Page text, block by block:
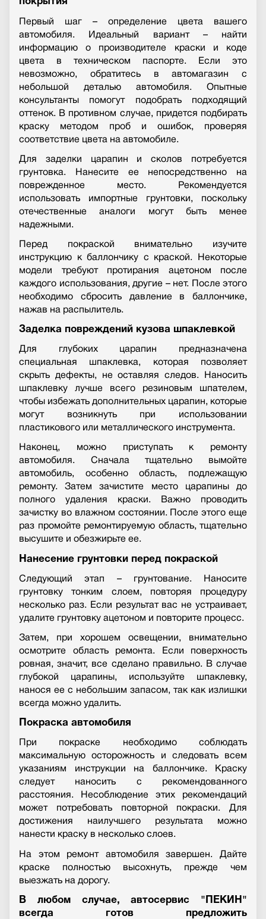
Первый шаг – определение цвета вашего
автомобиля. Идеальный вариант – найти
информацию о производителе краски и коде
цвета в техническом паспорте. Если это
невозможно, обратитесь в автомагазин с
небольшой деталью автомобиля. Опытные
консультанты помогут подобрать подходящий
оттенок. В противном случае, придется подбирать
краску методом проб и ошибок, проверяя
соответствие цвета на автомобиле.
Для заделки царапин и сколов потребуется
грунтовка. Нанесите ее непосредственно на
поврежденное место. Рекомендуется
использовать импортные грунтовки, поскольку
отечественные аналоги могут быть менее
надежными.
Перед покраской внимательно изучите
инструкцию к баллончику с краской. Некоторые
модели требуют протирания ацетоном после
каждого использования, другие – нет. После этого
необходимо сбросить давление в баллончике,
нажав на распылитель.
Заделка повреждений кузова шпаклевкой
Для глубоких царапин предназначена
специальная шпаклевка, которая позволяет
скрыть дефекты, не оставляя следов. Наносить
шпаклевку лучше всего резиновым шпателем,
чтобы избежать дополнительных царапин, которые
могут возникнуть при использовании
пластикового или металлического инструмента.
Наконец, можно приступать к ремонту
автомобиля. Сначала тщательно вымойте
автомобиль, особенно область, подлежащую
ремонту. Затем зачистите место царапины до
полного удаления краски. Важно проводить
зачистку во влажном состоянии. После этого еще
раз промойте ремонтируемую область, тщательно
высушите и обезжирьте ее.
Нанесение грунтовки перед покраской
Следующий этап – грунтование. Наносите
грунтовку тонким слоем, повторяя процедуру
несколько раз. Если результат вас не устраивает,
удалите грунтовку ацетоном и повторите процесс.
Затем, при хорошем освещении, внимательно
осмотрите область ремонта. Если поверхность
ровная, значит, все сделано правильно. В случае
глубокой царапины, используйте шпаклевку,
нанося ее с небольшим запасом, так как излишки
всегда можно удалить.
Покраска автомобиля
При покраске необходимо соблюдать
максимальную осторожность и следовать всем
указаниям инструкции на баллончике. Краску
следует наносить с рекомендованного
расстояния. Несоблюдение этих рекомендаций
может потребовать повторной покраски. Для
достижения наилучшего результата можно
нанести краску в несколько слоев.
На этом ремонт автомобиля завершен. Дайте
краске полностью высохнуть, прежде чем
выезжать на дорогу.
В любом случае, автосервис "ПЕКИН"
всегда готов предложить